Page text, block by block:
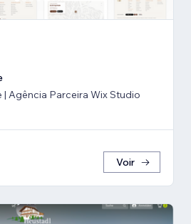
| Agência Parceira Wix Studio
Voir